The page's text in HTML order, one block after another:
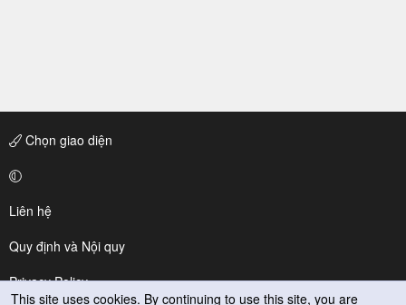
Chọn giao diện
Liên hệ
Quy định và Nội quy
Privacy Policy
This site uses cookies. By continuing to use this site, you are